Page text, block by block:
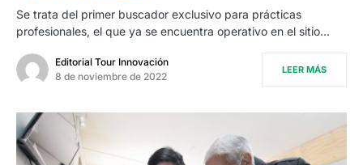
Se trata del primer buscador exclusivo para prácticas
profesionales, el que ya se encuentra operativo en el sitio…
Editorial Tour Innovación
8 de noviembre de 2022
LEER MÁS